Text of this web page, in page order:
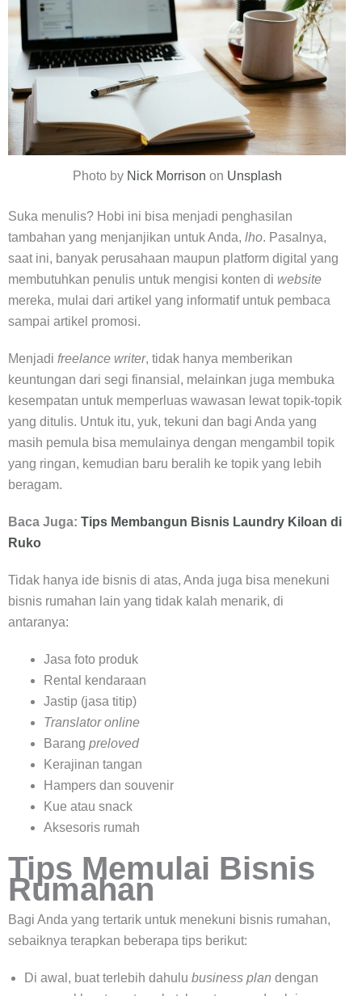
Photo by Nick Morrison on Unsplash
Suka menulis? Hobi ini bisa menjadi penghasilan
tambahan yang menjanjikan untuk Anda, lho. Pasalnya,
saat ini, banyak perusahaan maupun platform digital yang
membutuhkan penulis untuk mengisi konten di website
mereka, mulai dari artikel yang informatif untuk pembaca
sampai artikel promosi.
Menjadi freelance writer, tidak hanya memberikan
keuntungan dari segi finansial, melainkan juga membuka
kesempatan untuk memperluas wawasan lewat topik-topik
yang ditulis. Untuk itu, yuk, tekuni dan bagi Anda yang
masih pemula bisa memulainya dengan mengambil topik
yang ringan, kemudian baru beralih ke topik yang lebih
beragam.
Baca Juga: Tips Membangun Bisnis Laundry Kiloan di
Ruko
Tidak hanya ide bisnis di atas, Anda juga bisa menekuni
bisnis rumahan lain yang tidak kalah menarik, di
antaranya:
Jasa foto produk
Rental kendaraan
Jastip (jasa titip)
Translator online
Barang preloved
Kerajinan tangan
Hampers dan souvenir
Kue atau snack
Aksesoris rumah
Tips Memulai Bisnis
Rumahan
Bagi Anda yang tertarik untuk menekuni bisnis rumahan,
sebaiknya terapkan beberapa tips berikut:
Di awal, buat terlebih dahulu business plan dengan